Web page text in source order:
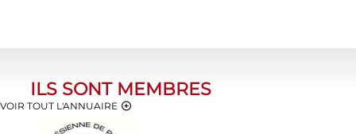
ILS SONT MEMBRES
VOIR TOUT L'ANNUAIRE